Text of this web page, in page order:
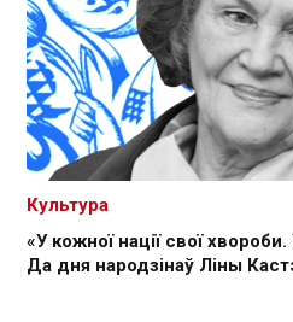
«У кожної нації свої
Да дня народзінаў Ліны
Культура